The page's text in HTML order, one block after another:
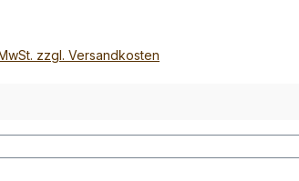
zzgl. Versandkosten